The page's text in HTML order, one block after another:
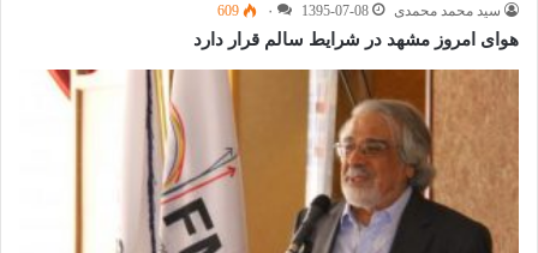
سید محمد محمدی 1395-07-08 ۰ 609
هوای امروز مشهد در شرایط سالم قرار دارد